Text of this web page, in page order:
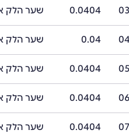
0.0404 שער הלק אלבני
0.04 שער הלק אלבני
0.0404 שער הלק אלבני
0.0404 שער הלק אלבני
0.0404 שער הלק אלבני